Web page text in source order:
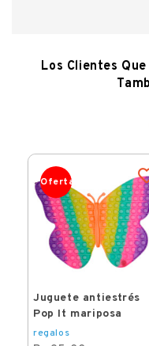
Los Clientes
Oferta
Juguete antiestrés
Pop It mariposa
regalos